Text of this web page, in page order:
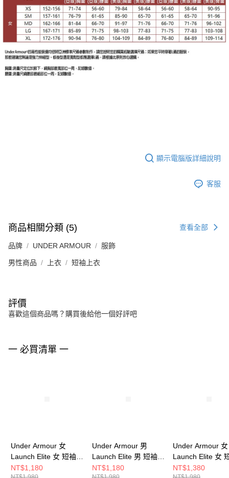
顯示電腦版詳細說明
客服
商品相關分類 (5) 查看全部
品牌 UNDER ARMOUR 服飾
男性商品 上衣 短袖上衣
評價
喜歡這個商品嗎？購買後給他一個好評吧
一 必買清單 一
Under Armour 女
Launch Elite 女 短袖上
衣 1389564-009
NT$1,180
Under Armour 男
Launch Elite 男 短袖上
衣 1389802-452
NT$1,180
Under Armour 女
Launch Elite 女
衣 1389564-100
NT$1,380